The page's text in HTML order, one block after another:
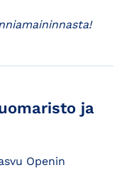
ja
Openin